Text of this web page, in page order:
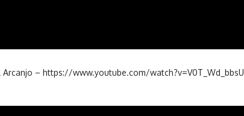
– https://www.youtube.com/watch?v=V0T_Wd_bbsU